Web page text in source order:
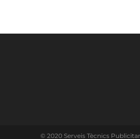
© 2020 Serveis Tècnics